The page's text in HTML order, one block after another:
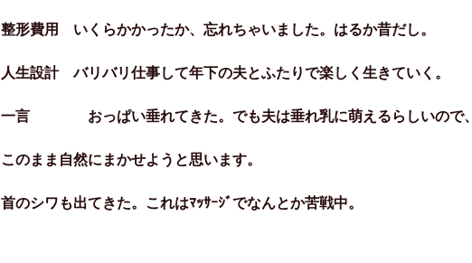
整形費用 いくらかかったか、忘れちゃいました。はるか昔だし。
人生設計 バリバリ仕事して年下の夫とふたりで楽しく生きていく。
一言 おっぱい垂れてきた。でも夫は垂れ乳に萌えるらしいので、
このまま自然にまかせようと思います。
首のシワも出てきた。これはﾏｯｻｰｼﾞでなんとか苦戦中。